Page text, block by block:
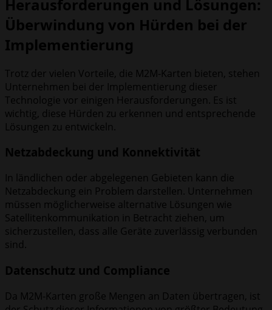
Herausforderungen und Lösungen:
Überwindung von Hürden bei der
Implementierung
Trotz der vielen Vorteile, die M2M-Karten bieten, stehen
Unternehmen bei der Implementierung dieser
Technologie vor einigen Herausforderungen. Es ist
wichtig, diese Hürden zu erkennen und entsprechende
Lösungen zu entwickeln.
Netzabdeckung und Konnektivität
In ländlichen oder abgelegenen Gebieten kann die
Netzabdeckung ein Problem darstellen. Unternehmen
müssen möglicherweise alternative Lösungen wie
Satellitenkommunikation in Betracht ziehen, um
sicherzustellen, dass alle Geräte zuverlässig verbunden
sind.
Datenschutz und Compliance
Da M2M-Karten große Mengen an Daten übertragen, ist